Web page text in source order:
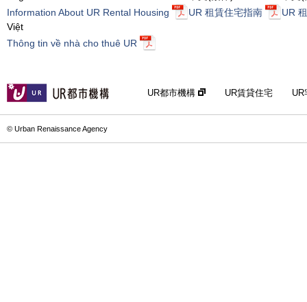
Information About UR Rental Housing
UR 租賃住宅指南
UR
Việt
Thông tin về nhà cho thuê UR
UR都市機構 UR賃貸住宅
© Urban Renaissance Agency